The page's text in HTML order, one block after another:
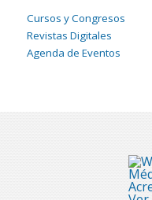
Cursos y Congresos
Revistas Digitales
Agenda de Eventos